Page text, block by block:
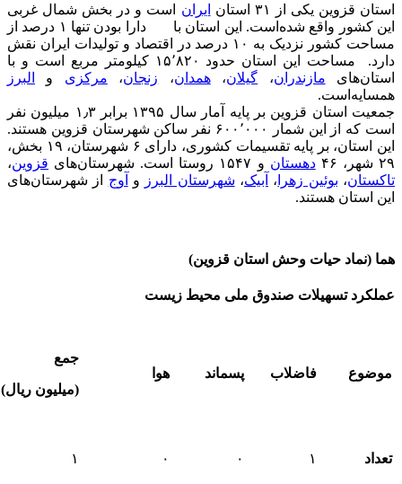
استان قزوین یکی از ۳۱ استان ایران است و در بخش شمال غربی
این کشور واقع شده‌است. این استان با دارا بودن تنها ۱ درصد از
مساحت کشور نزدیک به ۱۰ درصد در اقتصاد و تولیدات ایران نقش
دارد. مساحت این استان حدود ۱۵٬۸۲۰ کیلومتر مربع است و با
استان‌های مازندران، گیلان،همدان، زنجان، مرکزی و
البرز
همسایه‌است.
جمعیت استان قزوین بر پایه آمار سال ۱۳۹۵ برابر ۱٫۳ میلیون نفر
است که از این شمار ۶۰۰٬۰۰۰ نفر ساکن شهرستان قزوین هستند.
این استان، بر پایه تقسیمات کشوری، دارای ۶ شهرستان، ۱۹ بخش،
۲۹ شهر، ۴۶
دهستان و ۱۵۴۷ روستا است. شهرستان‌های قزوین،
تاکستان، بوئین زهرا ، آبیک، شهرستان البرز و آوج از شهرستان‌های
این استان هستند.
هما (نماد حیات وحش استان قزوین)
عملکرد تسهیلات صندوق ملی محیط زیست
موضوع فاضلاب پسماند هوا
جمع
(میلیون ریال)
تعداد ۱ ۰ ۰ ۱